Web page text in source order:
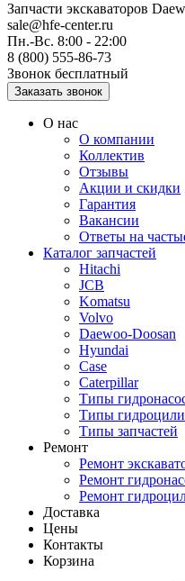
Запчасти экскаваторов
sale@hfe-center.ru
Пн.-Вс. 8:00 - 22:00
8 (800) 555-86-73
Звонок бесплатный
О нас
О компании
Коллектив
Отзывы
Акции и скидки
Гарантия
Вакансии
Ответы на
Каталог запчастей
Hitachi
JCB
Komatsu
Volvo
Daewoo-Doosan
Hyundai
Case
Caterpillar
Типы
Типы
Типы запчастей
Ремонт
Ремонт
Ремонт
Ремонт
Доставка
Цены
Контакты
Корзина